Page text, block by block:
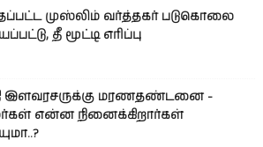
முஸ்லிம் வர்த்தகர் படுகொலை
தீ மூட்டி எரிப்பு
இளவரசருக்கு மரணதண்டனை -
என்ன நினைக்கிறார்கள்